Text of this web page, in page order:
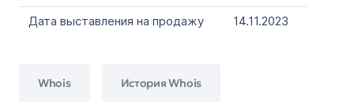
Дата выставления на продажу
14.11.2023
Whois История Whois